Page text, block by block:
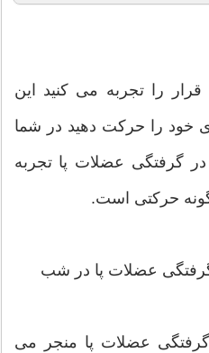
را تجربه می کنید این
خود را حرکت دهید در شما
گرفتگی عضلات پا تجربه
گونه حرکتی است.
عضلات پا در شب
عضلات پا منجر می